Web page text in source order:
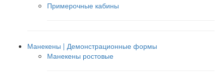
Примерочные кабины
Манекены | Демонстрационные формы
Манекены ростовые